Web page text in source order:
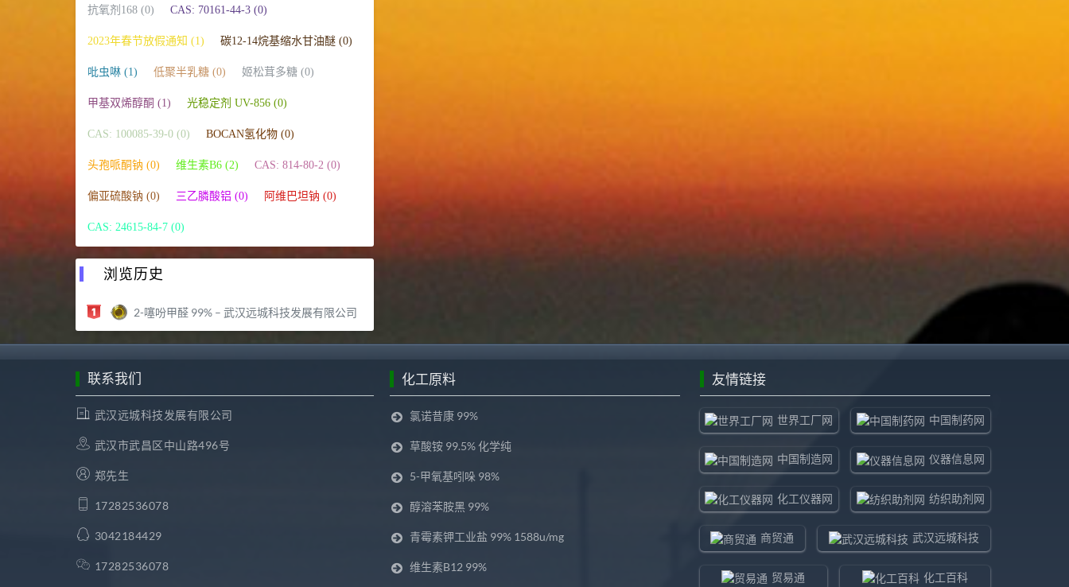
抗氧剂168 (0) CAS: 70161-44-3 (0)
2023年春节放假通知 (1) 碳12-14烷基缩水甘油醚 (0)
吡虫啉 (1) 低聚半乳糖 (0) 姬松茸多糖 (0)
甲基双烯醇酮 (1) 光稳定剂 UV-856 (0)
CAS: 100085-39-0 (0) BOCAN氢化物 (0)
头孢哌酮钠 (0) 维生素B6 (2) CAS: 814-80-2 (0)
偏亚硫酸钠 (0) 三乙膦酸铝 (0) 阿维巴坦钠 (0)
CAS: 24615-84-7 (0)
浏览历史
2-噻吩甲醛 99% – 武汉远城科技发展有限公司
联系我们
武汉远城科技发展有限公司
武汉市武昌区中山路496号
郑先生
17282536078
3042184429
17282536078
化工原料
氯诺昔康 99%
草酸铵 99.5% 化学纯
5-甲氧基吲哚 98%
醇溶苯胺黑 99%
青霉素钾工业盐 99% 1588u/mg
维生素B12 99%
友情链接
世界工厂网 中国制药网
中国制造网 仪器信息网
化工仪器网 纺织助剂网
商贸通 武汉远城科技
贸易通 化工百科